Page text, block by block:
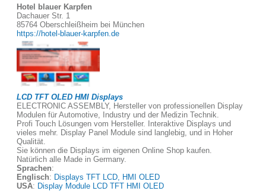
Hotel blauer Karpfen
Dachauer Str. 1
85764 Oberschleißheim bei München
https://hotel-blauer-karpfen.de
LCD TFT OLED HMI Displays
ELECTRONIC ASSEMBLY, Hersteller von professionellen Display
Modulen für Automotive, Industry und der Medizin Technik.
Profi Touch Lösungen vom Hersteller. Interaktive Displays und
vieles mehr. Display Panel Module sind langlebig, und in Hoher
Qualität.
Sie können die Displays im eigenen Online Shop kaufen.
Natürlich alle Made in Germany.
Sprachen:
Englisch: Displays TFT LCD, HMI OLED
USA: Display Module LCD TFT HMI OLED